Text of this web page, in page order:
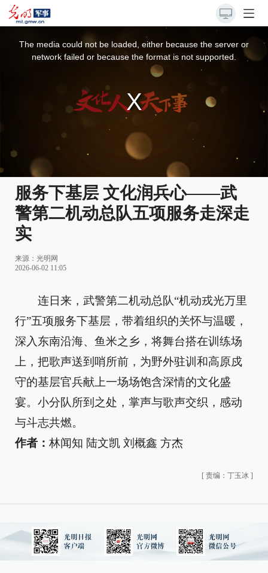
The media could not be loaded, either because the server or
network failed or because the format is not supported.
服务下基层 文化润兵心——武
警第二机动总队五项服务走深走
实
来源： 光明网
2026-06-02 11:05
连日来，武警第二机动总队“机动戎光万里
行”五项服务下基层，带着组织的关怀与温暖，
深入东南沿海、鱼米之乡，将舞台搭在训练场
上，把歌声送到哨所前，为野外驻训和高原戍
守的基层官兵献上一场场饱含深情的文化盛
宴。小分队所到之处，掌声与歌声交织，感动
与斗志共燃。
作者： 林闻知 陆文凯 刘概鑫 方杰
[ 责编：丁玉冰 ]